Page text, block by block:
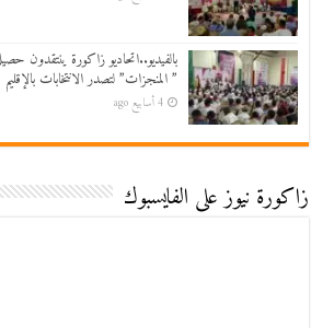
بالفيديو..اتحاديو زاكورة ينتقدون
” المنجزات” لتصدر الانتخابات بالإقليم
4 أسابيع ago
زاكورة نيوز على الفايسبوك